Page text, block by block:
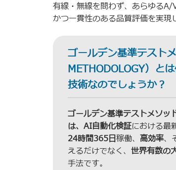
有線・無線を問わず、あらゆる
かつ一貫性のある品質評価を実現
ゴールデン基準テスト
METHODOLOGY）と
技術なのでしょうか？
ゴールデン基準テストメソッ
は、AI自動化検証における最
24時間365日稼働、高効率、
えるだけでなく、世界有数の
手法です。